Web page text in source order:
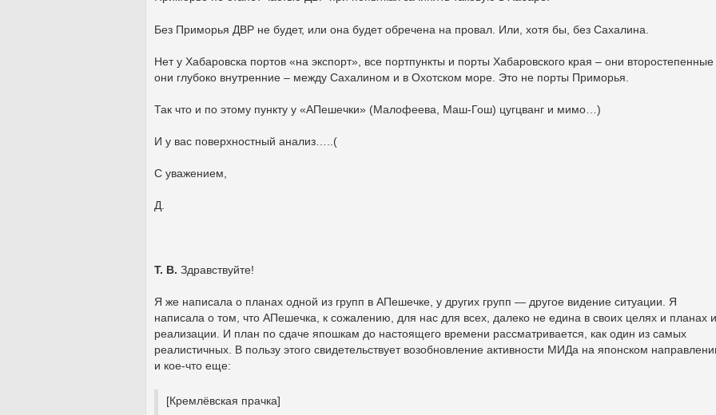
Без Приморья ДВР не будет, или она будет обречена на провал. Или, хотя бы, без Сахалина.
Нет у Хабаровска портов «на экспорт», все портпункты и порты Хабаровского края – они
они глубоко внутренние – между Сахалином и в Охотском море. Это не порты Приморья.
Так что и по этому пункту у «АПешечки» (Малофеева, Маш-Гош) цугцванг и мимо…)
И у вас поверхностный анализ…..(
С уважением,
Д.
Т. В. Здравствуйте!
Я же написала о планах одной из групп в АПешечке, у других групп — другое видение ситуации. Я
написала о том, что АПешечка, к сожалению, для нас для всех, далеко не едина в своих целях и планах
реализации. И план по сдаче япошкам до настоящего времени рассматривается, как один из самых
реалистичных. В пользу этого свидетельствует возобновление активности МИДа на японском
и кое-что еще:
[Кремлёвская прачка]